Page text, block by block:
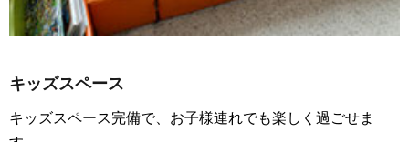
キッズスペース
キッズスペース完備で、お子様連れでも楽しく過ごせま